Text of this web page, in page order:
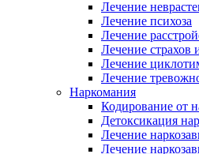
Лечение
Лечение психоза
Лечение
Лечение страхов
Лечение
Лечение
Наркомания
Кодирование от
Детоксикация
Лечение
Лечение